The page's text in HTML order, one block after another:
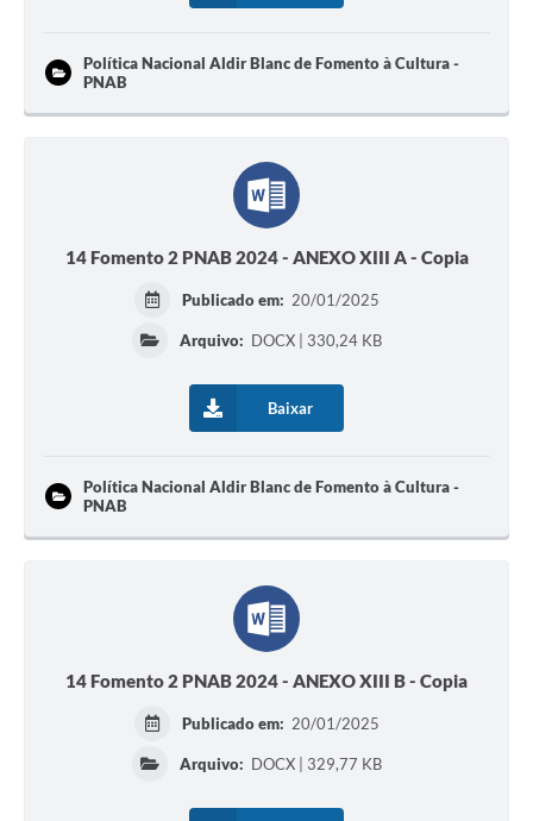
Política Nacional Aldir Blanc de Fomento à Cultura -
PNAB
14 Fomento 2 PNAB 2024 - ANEXO XIII A - Copia
Publicado em: 20/01/2025
Arquivo: DOCX | 330,24 KB
Baixar
Política Nacional Aldir Blanc de Fomento à Cultura -
PNAB
14 Fomento 2 PNAB 2024 - ANEXO XIII B - Copia
Publicado em: 20/01/2025
Arquivo: DOCX | 329,77 KB